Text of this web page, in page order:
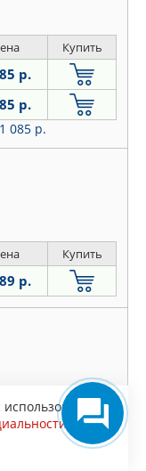
Купить
р.
р.
085 р.
Купить
р.
Купить
использованием